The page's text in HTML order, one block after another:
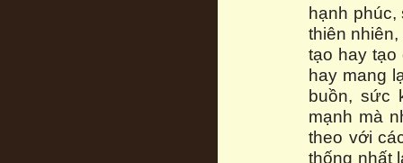
hạnh
thiên
tạo hay
hay mang
buồn, sức
mạnh mà
theo với
thống nhất